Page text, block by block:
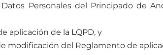
Personales del Principado de
aplicación de la LQPD, y
modificación del Reglamento de